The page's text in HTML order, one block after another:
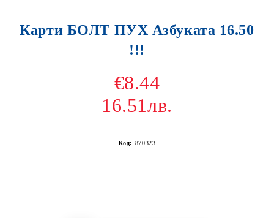
Карти БОЛТ ПУХ Азбуката 16.50
!!!
€8.44
16.51лв.
Код: 870323